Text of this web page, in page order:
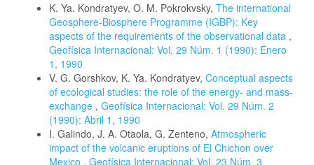
K. Ya. Kondratyev, O. M. Pokrokvsky, The international
Geosphere-Biosphere Programme (IGBP): Key
aspects of the requirements of the observational data ,
Geofísica Internacional: Vol. 29 Núm. 1 (1990): Enero
1, 1990
V. G. Gorshkov, K. Ya. Kondratyev, Conceptual aspects
of ecological studies: the role of the energy- and mass-
exchange , Geofísica Internacional: Vol. 29 Núm. 2
(1990): Abril 1, 1990
I. Galindo, J. A. Otaola, G. Zenteno, Atmospheric
impact of the volcanic eruptions of El Chichon over
Mexico , Geofísica Internacional: Vol. 23 Núm. 3